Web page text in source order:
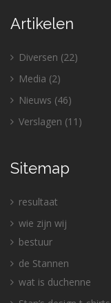
Artikelen
Diversen (22)
Media (2)
Nieuws (46)
Verslagen (11)
Sitemap
resultaat
wie zijn wij
bestuur
de Stannen
wat is duchenne